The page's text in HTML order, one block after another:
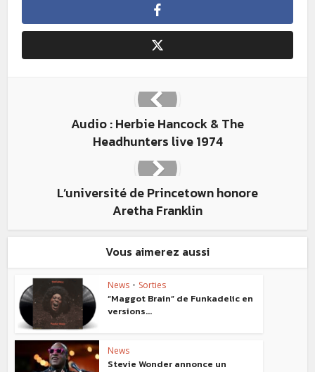
Audio : Herbie Hancock & The
Headhunters live 1974
L’université de Princetown honore
Aretha Franklin
Vous aimerez aussi
News • Sorties
“Maggot Brain” de Funkadelic en
versions...
News
Stevie Wonder annonce un